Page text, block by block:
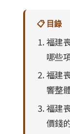
📋 目錄
福建
哪些
福建
響整
福建
價錢